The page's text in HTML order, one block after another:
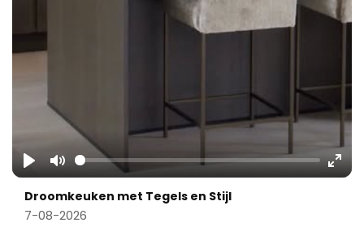
Play Mute
Droomkeuken met Tegels en Stijl
7-08-2026